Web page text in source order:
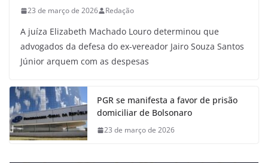
23 de março de 2026 Redação
A juíza Elizabeth Machado Louro determinou que
advogados da defesa do ex-vereador Jairo Souza Santos
Júnior arquem com as despesas
PGR se manifesta a favor de prisão
domiciliar de Bolsonaro
23 de março de 2026